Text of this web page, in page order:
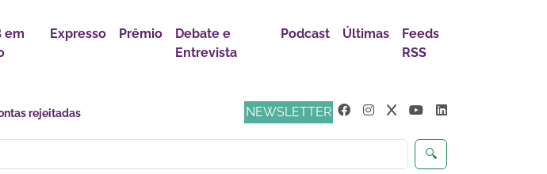
em
Expresso Prêmio
Debate e
Entrevista
Podcast Últimas
Feeds
RSS
NEWSLETTER
🔍
Doenças Raras é Medida de Justiça